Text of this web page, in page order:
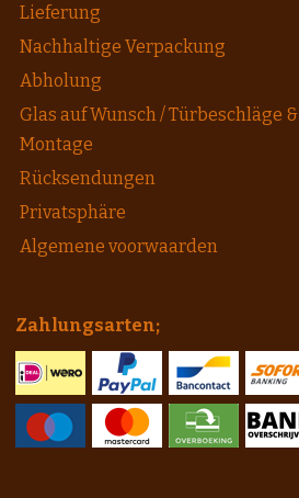
Lieferung
Nachhaltige Verpackung
Abholung
Glas auf Wunsch / Türbeschläge &
Montage
Rücksendungen
Privatsphäre
Algemene voorwaarden
Zahlungsarten;